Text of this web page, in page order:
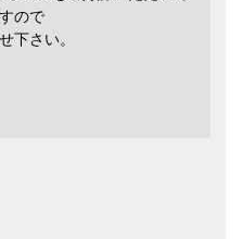
ので
下さい。